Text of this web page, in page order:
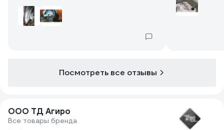
держится на металле!
Посмотреть все отзывы
ООО ТД Агиро
Все товары бренда